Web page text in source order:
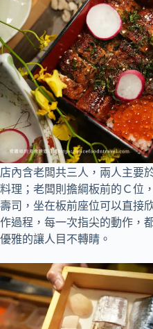
店內含老闆共三人，兩人主要
料理；老闆則擔綱板前的Ｃ位
壽司，坐在板前座位可以直接
作過程，每一次指尖的動作，
優雅的讓人目不轉睛。